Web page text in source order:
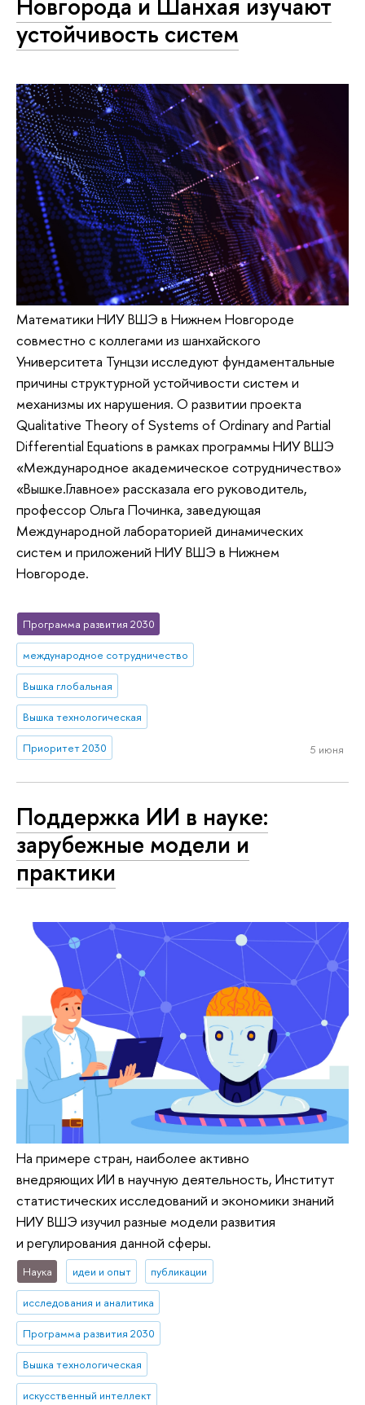
устойчивость систем
Математики НИУ ВШЭ в Нижнем Новгороде
совместно с коллегами из шанхайского
Университета Тунцзи исследуют фундаментальные
причины структурной устойчивости систем и
механизмы их нарушения. О развитии проекта
Qualitative Theory of Systems of Ordinary and Partial
Differential Equations в рамках программы НИУ ВШЭ
«Международное академическое сотрудничество»
«Вышке.Главное» рассказала его руководитель,
профессор Ольга Починка, заведующая
Международной лабораторией динамических
систем и приложений НИУ ВШЭ в Нижнем
Новгороде.
Программа развития 2030
международное сотрудничество
Вышка глобальная
Вышка технологическая
Приоритет 2030 5 июня
Поддержка ИИ в науке:
зарубежные модели и
практики
На примере стран, наиболее активно
внедряющих ИИ в научную деятельность, Институт
статистических исследований и экономики знаний
НИУ ВШЭ изучил разные модели развития
и регулирования данной сферы.
Наука идеи и опыт публикации
исследования и аналитика
Программа развития 2030
Вышка технологическая
искусственный интеллект